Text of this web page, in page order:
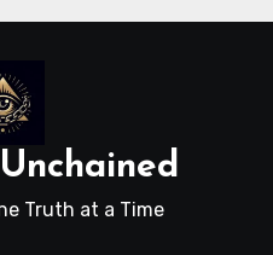
Truth at a Time